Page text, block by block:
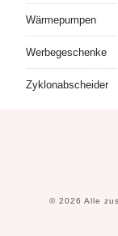
Wärmepumpen
Werbegeschenke
Zyklonabscheider
© 2026 Alle